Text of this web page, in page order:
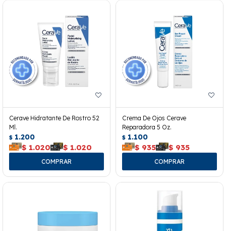
Cerave Hidratante De Rostro 52
Ml.
$ 1.200
$ 1.020 $ 1.020
Crema De Ojos Cerave
Reparadora 5 Oz.
$ 1.100
$ 935 $ 935